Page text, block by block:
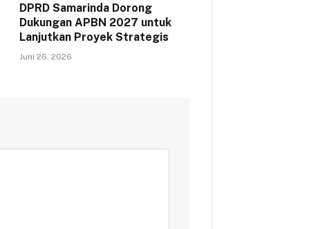
DPRD Samarinda Dorong
Dukungan APBN 2027 untuk
Lanjutkan Proyek Strategis
Juni 26, 2026